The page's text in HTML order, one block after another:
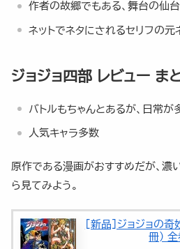
作者の故郷でもある、舞台の仙
ネットでネタにされるセリフの元
ジョジョ四部 レビュー ま
バトルもちゃんとあるが、日常が
人気キャラ多数
原作である漫画がおすすめだが、濃
ら見てみよう。
[新品]ジョジョの
冊) 全